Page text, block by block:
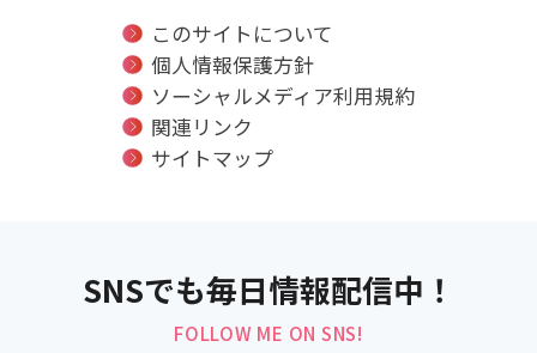
このサイトについて
個人情報保護方針
ソーシャルメディア利用規約
関連リンク
サイトマップ
SNSでも毎日情報配信中！
FOLLOW ME ON SNS!